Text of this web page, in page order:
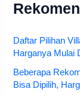
Daftar Pilihan
Harganya Mulai
Beberapa
Bisa Dipilih,